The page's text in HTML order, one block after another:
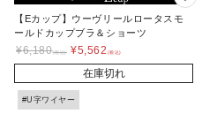
【Eカップ】ウーヴリールロータスモ
ールドカップブラ＆ショーツ
¥6,180 ¥5,562
在庫切れ
#U字ワイヤー